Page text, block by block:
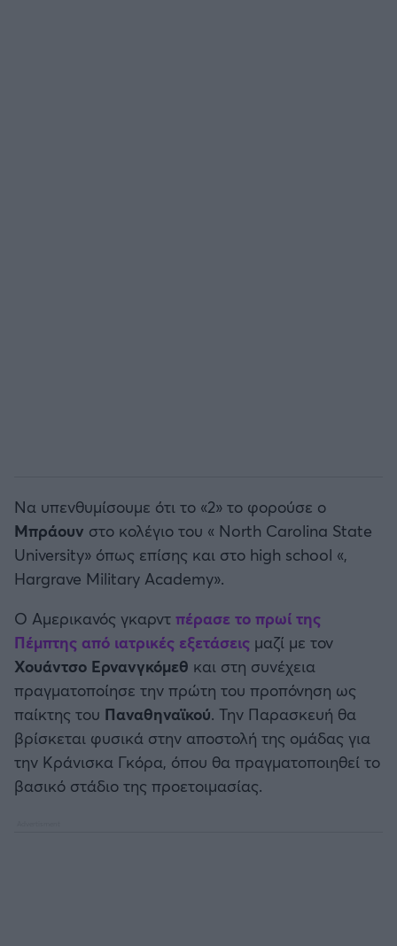
Να υπενθυμίσουμε ότι το «2» το φορούσε ο
Μπράουν στο κολέγιο του « North Carolina State
University» όπως επίσης και στο high school «,
Hargrave Military Academy».
Ο Αμερικανός γκαρντ πέρασε το πρωί της
Πέμπτης από ιατρικές εξετάσεις μαζί με τον
Χουάντσο Ερνανγκόμεθ και στη συνέχεια
πραγματοποίησε την πρώτη του προπόνηση ως
παίκτης του Παναθηναϊκού. Την Παρασκευή θα
βρίσκεται φυσικά στην αποστολή της ομάδας για
την Κράνισκα Γκόρα, όπου θα πραγματοποιηθεί το
βασικό στάδιο της προετοιμασίας.